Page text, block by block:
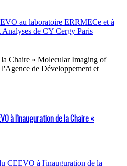
Chaire « Molecular Imaging of
de Développement et
à l'inauguration de la Chaire «